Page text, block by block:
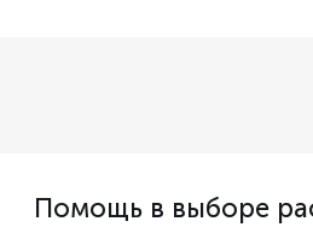
Помощь в выборе